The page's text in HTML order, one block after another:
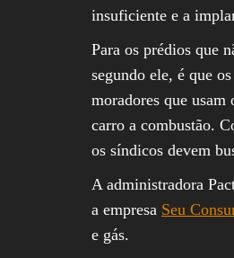
insuficiente e a
Para os prédios que
segundo ele, é que
moradores que usam
carro a combustão.
os síndicos devem
A administradora
a empresa Seu
e gás.